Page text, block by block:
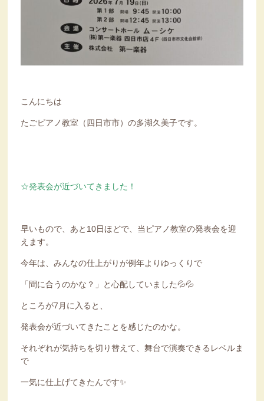
こんにちは
たごピアノ教室（四日市市）の多湖久美子です。
☆発表会が近づいてきました！
早いもので、あと10日ほどで、当ピアノ教室の発表会を迎
えます。
今年は、みんなの仕上がりが例年よりゆっくりで
「間に合うのかな？」と心配していました💦💦
ところが7月に入ると、
発表会が近づいてきたことを感じたのかな。
それぞれが気持ちを切り替えて、舞台で演奏できるレベルま
で
一気に仕上げてきたんです✨